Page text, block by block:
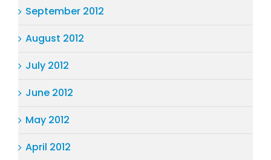
September 2012
August 2012
July 2012
June 2012
May 2012
April 2012